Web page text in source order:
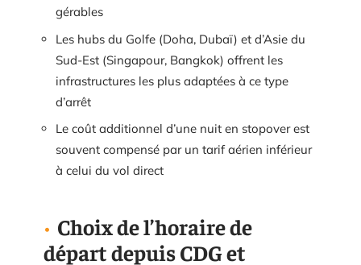
gérables
Les hubs du Golfe (Doha, Dubaï) et d’Asie du
Sud-Est (Singapour, Bangkok) offrent les
infrastructures les plus adaptées à ce type
d’arrêt
Le coût additionnel d’une nuit en stopover est
souvent compensé par un tarif aérien inférieur
à celui du vol direct
Choix de l’horaire de
départ depuis CDG et